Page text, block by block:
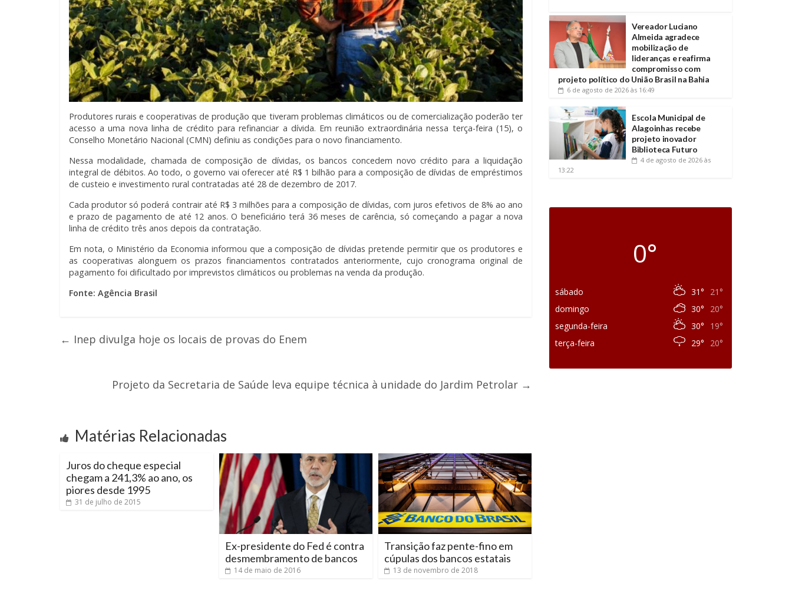
Produtores rurais e cooperativas de produção que tiveram problemas climáticos ou de comercialização poderão ter
acesso a uma nova linha de crédito para refinanciar a dívida. Em reunião extraordinárianessa terça-feira (15), o
Conselho Monetário Nacional (CMN) definiu as condições para o novo financiamento.
Nessa modalidade, chamada de composição de dívidas, os bancos concedem novo crédito para a liquidação
integral de débitos. Ao todo, o governo vai oferecer até R$ 1 bilhão para a composição de dívidas de empréstimos
de custeio e investimento rural contratadas até 28 de dezembro de 2017.
Cada produtor só poderá contrair até R$ 3 milhões para a composição de dívidas, com juros efetivos de 8% ao ano
e prazo de pagamento de até 12 anos. O beneficiário terá 36 meses de carência, só começando a pagar a nova
linha de crédito três anos depois da contratação.
Em nota, o Ministério da Economia informou que a composição de dívidas pretende permitir que os produtores e
as cooperativas alonguem os prazos financiamentos contratados anteriormente, cujo cronograma original de
pagamento foi dificultado por imprevistos climáticos ou problemas na venda da produção.
Fonte: Agência Brasil
← Inep divulga hoje os locais de provas do Enem
Projeto da Secretaria de Saúde leva equipe técnica à unidade do Jardim Petrolar →
Matérias Relacionadas
Juros do cheque especial
chegam a 241,3% ao ano, os
piores desde 1995
31 de julho de 2015
Ex-presidente do Fed é contra
desmembramento de bancos
14 de maio de 2016
Transição faz pente-fino em
cúpulas dos bancos estatais
13 de novembro de 2018
Vereador Luciano
Almeida agradece
mobilização de
lideranças e reafirma
compromisso com
projeto político do União Brasil na Bahia
6 de agosto de 2026 às 16:49
Escola Municipal de
Alagoinhas recebe
projeto inovador
Biblioteca Futuro
4 de agosto de 2026 às
13:22
0°
sábado 31°
21°
domingo
30°
20°
segunda-feira
30°
19°
terça-feira
29° 20°